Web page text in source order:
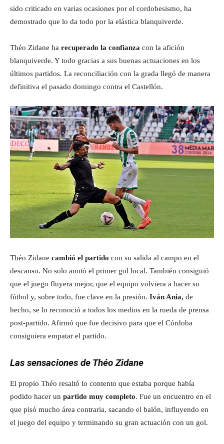
sido criticado en varias ocasiones por el cordobesismo, ha
demostrado que lo da todo por la elástica blanquiverde.
Théo Zidane ha recuperado la confianza con la afición
blanquiverde. Y todo gracias a sus buenas actuaciones en los
últimos partidos. La reconciliación con la grada llegó de manera
definitiva el pasado domingo contra el Castellón.
Théo Zidane cambió el partido con su salida al campo en el
descanso. No solo anotó el primer gol local. También consiguió
que el juego fluyera mejor, que el equipo volviera a hacer su
fútbol y, sobre todo, fue clave en la presión. Iván Ania, de
hecho, se lo reconoció a todos los medios en la rueda de prensa
post-partido. Afirmó que fue decisivo para que el Córdoba
consiguiera empatar el partido.
Las sensaciones de Théo Zidane
El propio Théo resaltó lo contento que estaba porque había
podido hacer un partido muy completo. Fue un encuentro en el
que pisó mucho área contraria, sacando el balón, influyendo en
el juego del equipo y terminando su gran actuación con un gol.